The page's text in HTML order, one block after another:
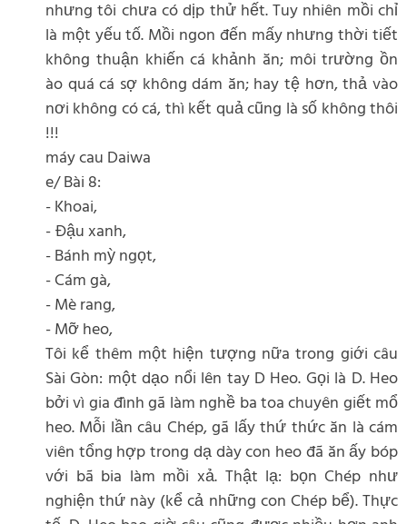
nhưng tôi chưa có dịp thử hết. Tuy nhiên mồi chỉ
là một yếu tố. Mồi ngon đến mấy nhưng thời tiết
không thuận khiến cá khảnh ăn; môi trường ồn
ào quá cá sợ không dám ăn; hay tệ hơn, thả vào
nơi không có cá, thì kết quả cũng là số không thôi
!!!
máy cau Daiwa
e/ Bài 8:
- Khoai,
- Đậu xanh,
- Bánh mỳ ngọt,
- Cám gà,
- Mè rang,
- Mỡ heo,
Tôi kể thêm một hiện tượng nữa trong giới câu
Sài Gòn: một dạo nổi lên tay D Heo. Gọi là D. Heo
bởi vì gia đình gã làm nghề ba toa chuyên giết mổ
heo. Mỗi lần câu Chép, gã lấy thứ thức ăn là cám
viên tổng hợp trong dạ dày con heo đã ăn ấy bóp
với bã bia làm mồi xả. Thật lạ: bọn Chép như
nghiện thứ này (kể cả những con Chép bể). Thực